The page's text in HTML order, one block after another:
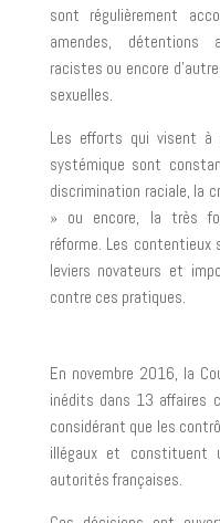
sont régulièrement
amendes, détentions
racistes ou encore
sexuelles.
Les efforts qui visent
systémique sont
discrimination raciale, la
» ou encore, la très
réforme. Les
leviers novateurs et
contre ces pratiques.
En novembre 2016, la
inédits dans 13 affaires
considérant que les
illégaux et constituent
autorités françaises.